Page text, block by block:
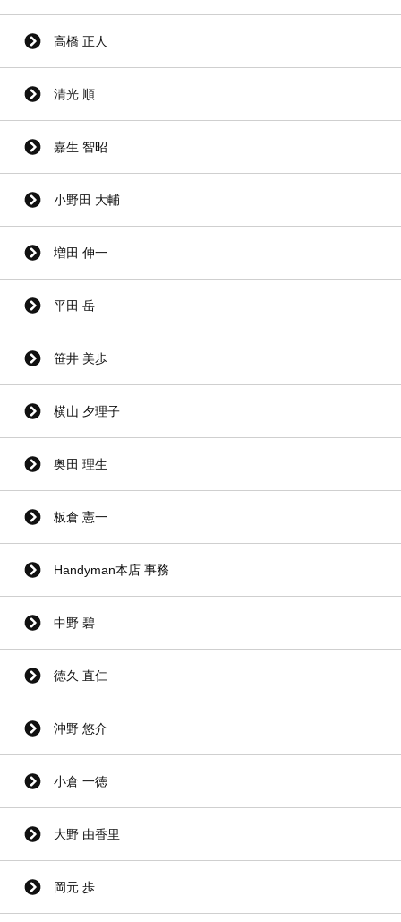
高橋 正人
清光 順
嘉生 智昭
小野田 大輔
増田 伸一
平田 岳
笹井 美歩
横山 夕理子
奥田 理生
板倉 憲一
Handyman本店 事務
中野 碧
徳久 直仁
沖野 悠介
小倉 一徳
大野 由香里
岡元 歩